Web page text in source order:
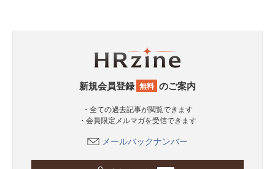
新規会員登録 無料 のご案内
・全ての過去記事が閲覧できます
・会員限定メルマガを受信できます
メールバックナンバー